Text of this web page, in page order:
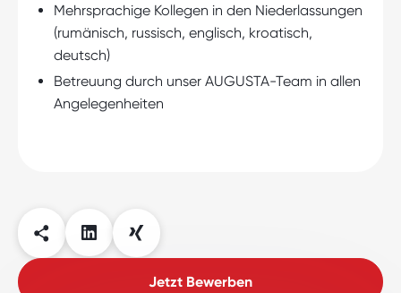
Mehrsprachige Kollegen in den Niederlassungen
(rumänisch, russisch, englisch, kroatisch,
deutsch)
Betreuung durch unser AUGUSTA-Team in allen
Angelegenheiten
Jetzt Bewerben